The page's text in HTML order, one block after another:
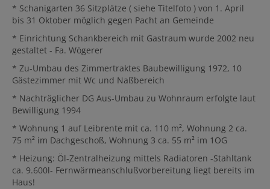
* Schanigarten 36 Sitzplätze ( siehe Titelfoto ) von 1. April
bis 31 Oktober möglich gegen Pacht an Gemeinde
* Einrichtung Schankbereich mit Gastraum wurde 2002 neu
gestaltet - Fa. Wögerer
* Zu-Umbau des Zimmertraktes Baubewilligung 1972, 10
Gästezimmer mit Wc und Naßbereich
* Nachträglicher DG Aus-Umbau zu Wohnraum erfolgte laut
Bewilligung 1994
* Wohnung 1 auf Leibrente mit ca. 110 m², Wohnung 2 ca.
75 m² im Dachgeschoß, Wohnung 3 ca. 55 m² im 1OG
* Heizung: Öl-Zentralheizung mittels Radiatoren -Stahltank
ca. 9.600l- Fernwärmeanschlußvorbereitung liegt bereits im
Haus!